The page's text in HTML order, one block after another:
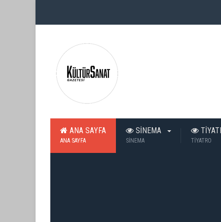
ANA SAYFA
ANA SAYFA
SİNEMA
SİNEMA TİYATRO